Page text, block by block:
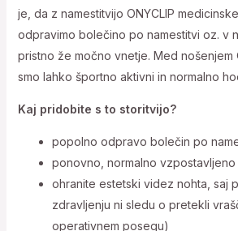
je, da z namestitvijo ONYCLIP
odpravimo bolečino po namestitvi oz. v
pristno že močno vnetje. Med nošenjem
smo lahko športno aktivni in normalno
Kaj pridobite s to storitvijo?
popolno odpravo bolečin po
ponovno, normalno vzpostavljeno
ohranite estetski videz nohta, saj
zdravljenju ni sledu o pretekli
operativnem posegu)